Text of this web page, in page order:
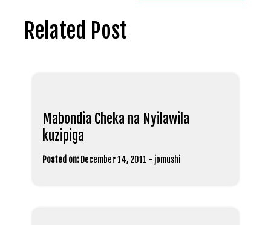
Related Post
Mabondia Cheka na Nyilawila
kuzipiga
Posted on: December 14, 2011 - jomushi